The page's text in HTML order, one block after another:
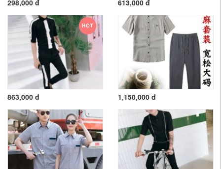
298,000 đ 613,000 đ
HOT
863,000 đ 1,150,000 đ